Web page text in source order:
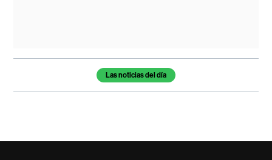
Temas de este artículoLas noticias del día